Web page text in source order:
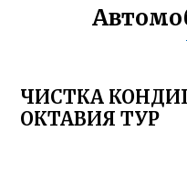
ЧИСТКА
ОКТАВИЯ ТУР